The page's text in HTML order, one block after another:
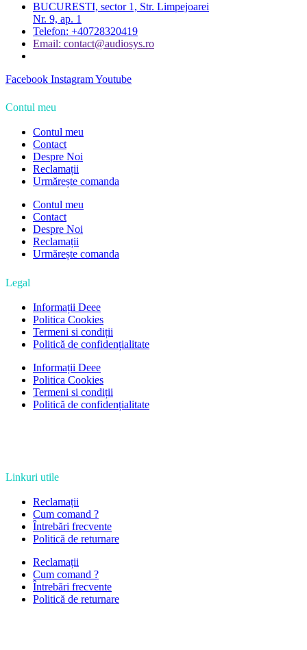
BUCURESTI, sector 1, Str. Limpejoarei
Nr. 9, ap. 1
Telefon: +40728320419
Email: contact@audiosys.ro
Facebook InstagramYoutube
Contul meu
Contul meu
Contact
Despre Noi
Reclamații
Urmărește comanda
Contul meu
Contact
Despre Noi
Reclamații
Urmărește comanda
Legal
Informații Deee
Politica Cookies
Termeni si condiții
Politică de confidențialitate
Informații Deee
Politica Cookies
Termeni si condiții
Politică de confidențialitate
Linkuri utile
Reclamații
Cum comand ?
Întrebări frecvente
Politică de returnare
Reclamații
Cum comand ?
Întrebări frecvente
Politică de returnare